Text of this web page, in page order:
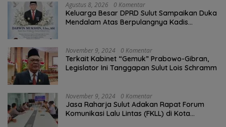
Agustus 8, 2026 0 Komentar
Keluarga Besar DPRD Sulut Sampaikan Duka
Mendalam Atas Berpulangnya Kadis
November 9, 2024 0 Komentar
Terkait Kabinet “Gemuk” Prabowo-Gibran,
Legislator Ini Tanggapan Sulut Lois Schramm
November 9, 2024 0 Komentar
Jasa Raharja Sulut Adakan Rapat Forum
Komunikasi Lalu Lintas (FKLL) di Kota